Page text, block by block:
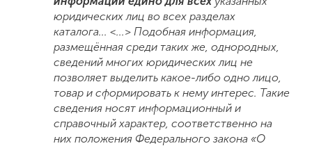
юридических лиц во всех разделах
каталога... <...>Подобная информация,
размещённая среди таких же, однородных,
сведений многих юридических лиц не
позволяет выделить какое-либо одно лицо,
товар и сформировать к нему интерес. Такие
сведения носят информационный и
справочный характер, соответственно на
них положения Федерального закона «О